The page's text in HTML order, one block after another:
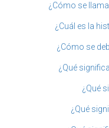
¿Cómo se
¿Cuál es la
¿Cómo se
¿Qué
¿Qué
¿Qué